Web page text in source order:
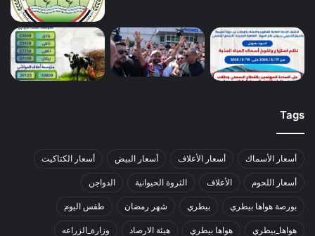
Tags
أسعار الأسماك أسعار الأعلاف أسعار البيض أسعار الكتاكيت
أسعار اللحوم الأعلاف الثروة الحيوانية الدواجن
بورصة هواها بيطري بيطري شهر رمضان طقس اليوم
هواها_بيطري هواها بيطري هيئة الارصاد وزارة_الزراعه